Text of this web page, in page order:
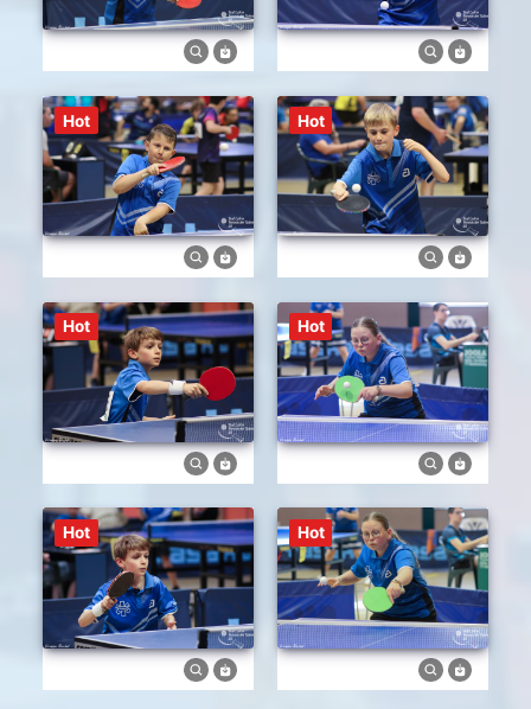
Hot
Hot
Hot
Hot
Hot
Hot